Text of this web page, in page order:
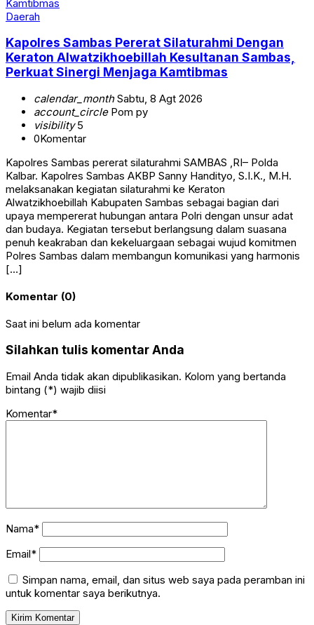
Daerah
Kapolres Sambas Pererat Silaturahmi Dengan
Keraton Alwatzikhoebillah Kesultanan Sambas,
Perkuat Sinergi Menjaga Kamtibmas
calendar_monthSabtu, 8 Agt 2026
account_circlePom py
visibility5
0Komentar
Kapolres Sambas pererat silaturahmi ‎SAMBAS ,RI– Polda
Kalbar. Kapolres Sambas AKBP Sanny Handityo, S.I.K., M.H.
melaksanakan kegiatan silaturahmi ke Keraton
Alwatzikhoebillah Kabupaten Sambas sebagai bagian dari
upaya mempererat hubungan antara Polri dengan unsur adat
dan budaya. Kegiatan tersebut berlangsung dalam suasana
penuh keakraban dan kekeluargaan sebagai wujud komitmen
Polres Sambas dalam membangun komunikasi yang harmonis
[…]
Komentar (0)
Saat ini belum ada komentar
Silahkan tulis komentar Anda
Email Anda tidak akan dipublikasikan. Kolom yang bertanda
bintang (*) wajib diisi
Komentar*
Nama*
Email*
Simpan nama, email, dan situs web saya pada peramban ini
untuk komentar saya berikutnya.